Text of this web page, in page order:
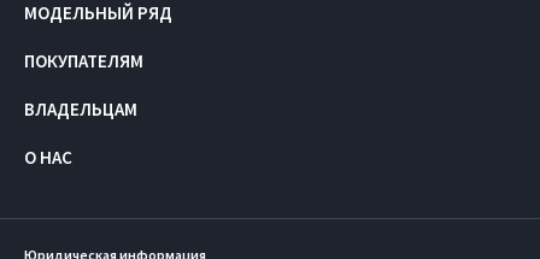
МОДЕЛЬНЫЙ РЯД
ПОКУПАТЕЛЯМ
ВЛАДЕЛЬЦАМ
О НАС
Юридическая информация